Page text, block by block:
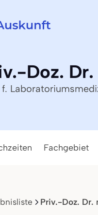
Doz.
f.
Fachgebiet
Priv.-Doz. Dr.